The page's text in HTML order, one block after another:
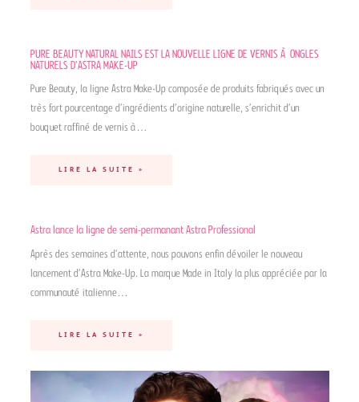
PURE BEAUTY NATURAL NAILS EST LA NOUVELLE LIGNE DE VERNIS À ONGLES
NATURELS D’ASTRA MAKE-UP
Pure Beauty, la ligne Astra Make-Up composée de produits fabriqués avec un
très fort pourcentage d’ingrédients d’origine naturelle, s’enrichit d’un
bouquet raffiné de vernis à…
LIRE LA SUITE »
Astra lance la ligne de semi-permanant Astra Professional
Après des semaines d’attente, nous pouvons enfin dévoiler le nouveau
lancement d’Astra Make-Up. La marque Made in Italy la plus appréciée par la
communauté italienne…
LIRE LA SUITE »